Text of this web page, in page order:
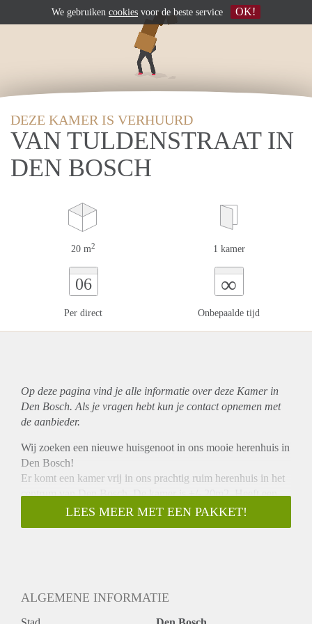
DEZE KAMER IS VERHUURD
VAN TULDENSTRAAT IN
DEN BOSCH
20 m2 1 kamer
06
Per direct
∞
Onbepaalde tijd
Op deze pagina vind je alle informatie over deze Kamer in
Den Bosch. Als je vragen hebt kun je contact opnemen met
de aanbieder.
Wij zoeken een nieuwe huisgenoot in ons mooie herenhuis in
Den Bosch!
Er komt een kamer vrij in ons prachtig ruim herenhuis in het
centrum van Den Bosch. De kamer is +/- 20m2. Heeft een
hoog plafond met ornamenten, ingebouwde 2-persoons
hoogslaper en een inbouwkast. Het huis zelf heeft ook nog
werkende, een aantal studerend. De leeftijd varieert van 23
jaar t/m 34 jaar. We streven niet de sfeer van een
LEES MEER MET EEN PAKKET!
ALGEMENE INFORMATIE
We gebruiken cookies voor de beste service OK!